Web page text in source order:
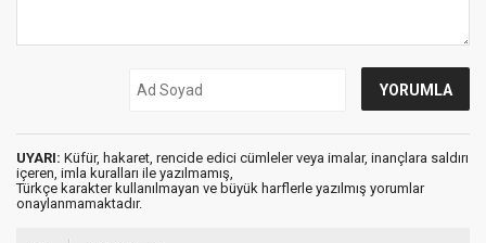
UYARI: Küfür, hakaret, rencide edici cümleler veya imalar, inançlara saldırı
içeren, imla kuralları ile yazılmamış,
Türkçe karakter kullanılmayan ve büyük harflerle yazılmış yorumlar
onaylanmamaktadır.